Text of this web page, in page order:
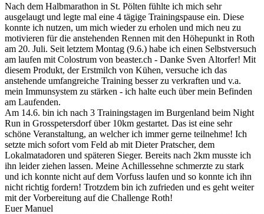
Nach dem Halbmarathon in St. Pölten fühlte ich mich sehr
ausgelaugt und legte mal eine 4 tägige Trainingspause ein. Diese
konnte ich nutzen, um mich wieder zu erholen und mich neu zu
motivieren für die anstehenden Rennen mit den Höhepunkt in Roth
am 20. Juli. Seit letztem Montag (9.6.) habe ich einen Selbstversuch
am laufen mit Colostrum von beaster.ch - Danke Sven Altorfer! Mit
diesem Produkt, der Erstmilch von Kühen, versuche ich das
anstehende umfangreiche Training besser zu verkraften und v.a.
mein Immunsystem zu stärken - ich halte euch über mein Befinden
am Laufenden.
Am 14.6. bin ich nach 3 Trainingstagen im Burgenland beim Night
Run in Grosspetersdorf über 10km gestartet. Das ist eine sehr
schöne Veranstaltung, an welcher ich immer gerne teilnehme! Ich
setzte mich sofort vom Feld ab mit Dieter Pratscher, dem
Lokalmatadoren und späteren Sieger. Bereits nach 2km musste ich
ihn leider ziehen lassen. Meine Achillessehne schmerzte zu stark
und ich konnte nicht auf dem Vorfuss laufen und so konnte ich ihn
nicht richtig fordern! Trotzdem bin ich zufrieden und es geht weiter
mit der Vorbereitung auf die Challenge Roth!
Euer Manuel